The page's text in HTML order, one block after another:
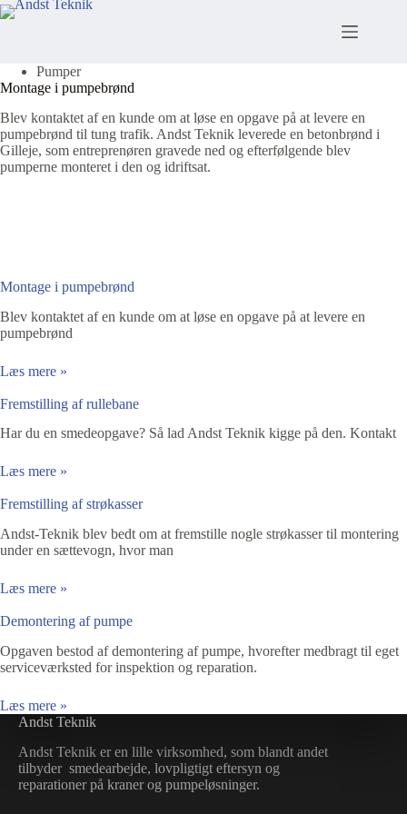
Fortsæt
til
Pumper
Montage i pumpebrønd
Blev kontaktet af en kunde om at løse en opgave på at levere en
pumpebrønd til tung trafik. Andst Teknik leverede en betonbrønd i
Gilleje, som entreprenøren gravede ned og efterfølgende blev
pumperne monteret i den og idriftsat.
Montage i pumpebrønd
Blev kontaktet af en kunde om at løse en opgave på at levere en
pumpebrønd
Læs mere »
Fremstilling af rullebane
Har du en smedeopgave? Så lad Andst Teknik kigge på den. Kontakt
Læs mere »
Fremstilling af strøkasser
Andst-Teknik blev bedt om at fremstille nogle strøkasser til montering
under en sættevogn, hvor man
Læs mere »
Demontering af pumpe
Opgaven bestod af demontering af pumpe, hvorefter medbragt til eget
serviceværksted for inspektion og reparation.
Læs mere »
Andst Teknik
Andst Teknik er en lille virksomhed, som blandt andet
tilbyder smedearbejde, lovpligtigt eftersyn og
reparationer på kraner og pumpeløsninger.